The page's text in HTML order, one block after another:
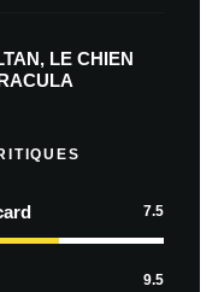
LE CHIEN
7.5
9.5